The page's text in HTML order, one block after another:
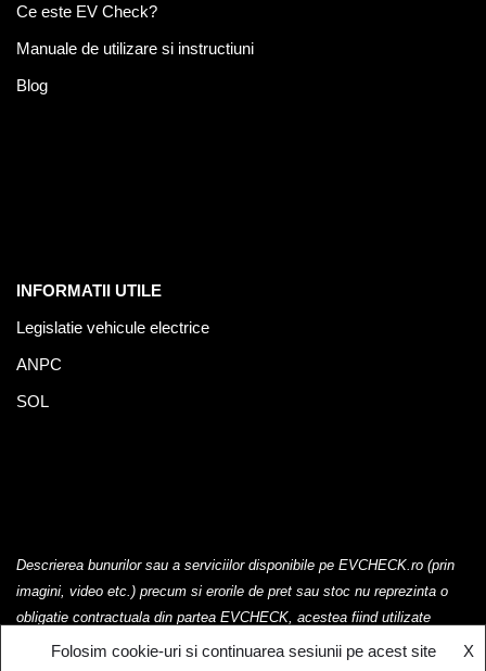
Ce este EV Check?
Manuale de utilizare si instructiuni
Blog
INFORMATII UTILE
Legislatie vehicule electrice
ANPC
SOL
Descrierea bunurilor sau a serviciilor disponibile pe EVCHECK.ro (prin
imagini, video etc.) precum si erorile de pret sau stoc nu reprezinta o
obligatie contractuala din partea EVCHECK, acestea fiind utilizate
exclusiv cu titlu de prezentare.
Folosim cookie-uri si continuarea sesiunii pe acest site
X